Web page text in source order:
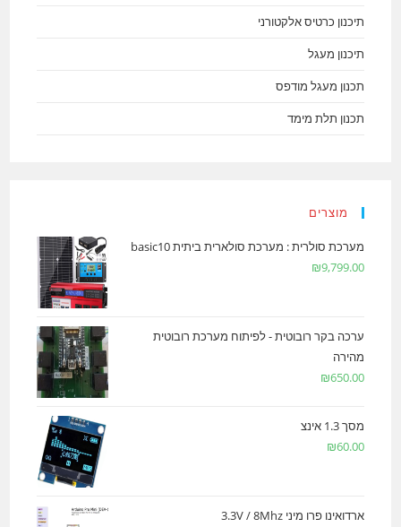
תיכנון כרטיס אלקטורני
תיכנון מעגל
תכנון מעגל מודפס
תכנון תלת מימד
מוצרים
מערכת סולרית : מערכת סולארית ביתית basic10
₪9,799.00
ערכה בקר רובוטית - לפיתוח מערכת רובוטית
מהירה
₪650.00
מסך 1.3 אינצ
₪60.00
ארדואינו פרו מיני 3.3V / 8Mhz